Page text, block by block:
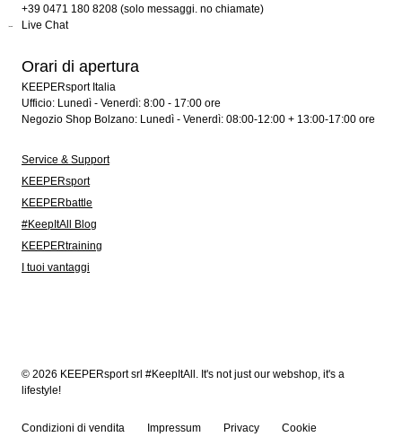
+39 0471 180 8208 (solo messaggi. no chiamate)
Live Chat
Orari di apertura
KEEPERsport Italia
Ufficio: Lunedì - Venerdì: 8:00 - 17:00 ore
Negozio Shop Bolzano: Lunedì - Venerdì: 08:00-12:00 + 13:00-17:00 ore
Service & Support
KEEPERsport
KEEPERbattle
#KeepItAll Blog
KEEPERtraining
I tuoi vantaggi
© 2026 KEEPERsport srl #KeepItAll. It's not just our webshop, it's a
lifestyle!
Condizioni di vendita Impressum Privacy Cookie